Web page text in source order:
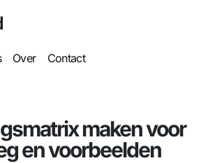
Over Contact
maken voor
en voorbeelden